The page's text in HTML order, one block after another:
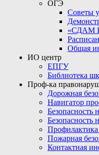
ОГЭ
Советы
«СДАМ
Общая
ИО центр
ЕПГУ
Библиотека
Проф-ка
Дорожная
Навигатор
Безопасность
Безопасность
Профилактика
Пожарная
Контактная